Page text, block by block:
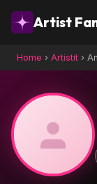
Artist
Home › Artistit ›